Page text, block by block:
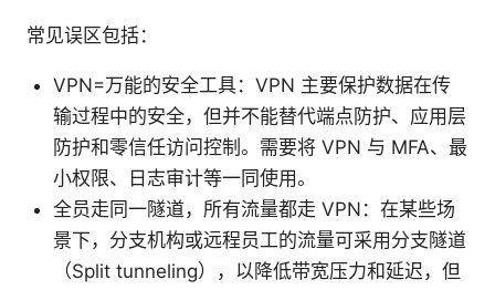
常见误区包括：
VPN=万能的安全工具：VPN 主要保护数据在传
输过程中的安全，但并不能替代端点防护、应用层
防护和零信任访问控制。需要将 VPN 与 MFA、最
小权限、日志审计等一同使用。
全员走同一隧道，所有流量都走 VPN：在某些场
景下，分支机构或远程员工的流量可采用分支隧道
（Split tunneling），以降低带宽压力和延迟，但